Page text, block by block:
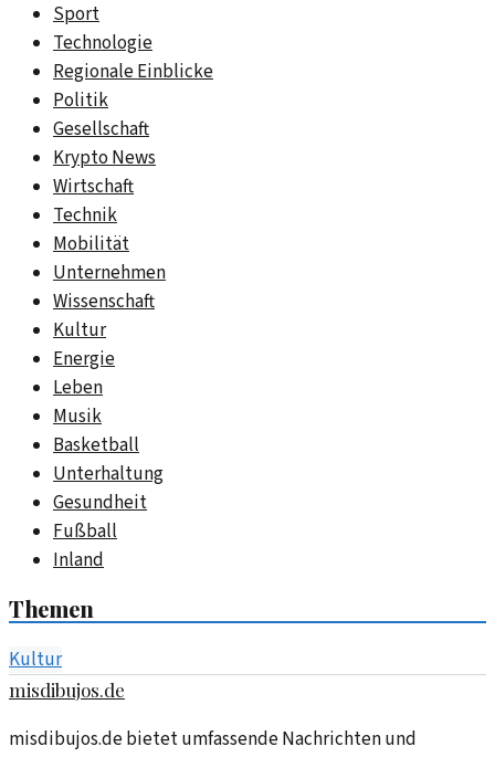
Sport
Technologie
Regionale Einblicke
Politik
Gesellschaft
Krypto News
Wirtschaft
Technik
Mobilität
Unternehmen
Wissenschaft
Kultur
Energie
Leben
Musik
Basketball
Unterhaltung
Gesundheit
Fußball
Inland
Themen
Kultur
misdibujos.de
misdibujos.de bietet umfassende Nachrichten und